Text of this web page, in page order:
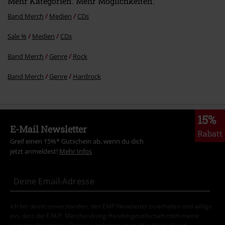
Band Merch Medien CDs
Sale % Medien CDs
Band Merch Genre Rock
Band Merch Genre Hardrock
15%
Rabatt
E-Mail Newsletter
Greif einen 15%* Gutschein ab, wenn du dich
jetzt anmeldest! Mehr Infos
Ich bin damit einverstanden, den EMP-Newsletter zu erhalten und willige
ein, dass die E.M.P. Merchandising Handelsgesellschaft mbH meine